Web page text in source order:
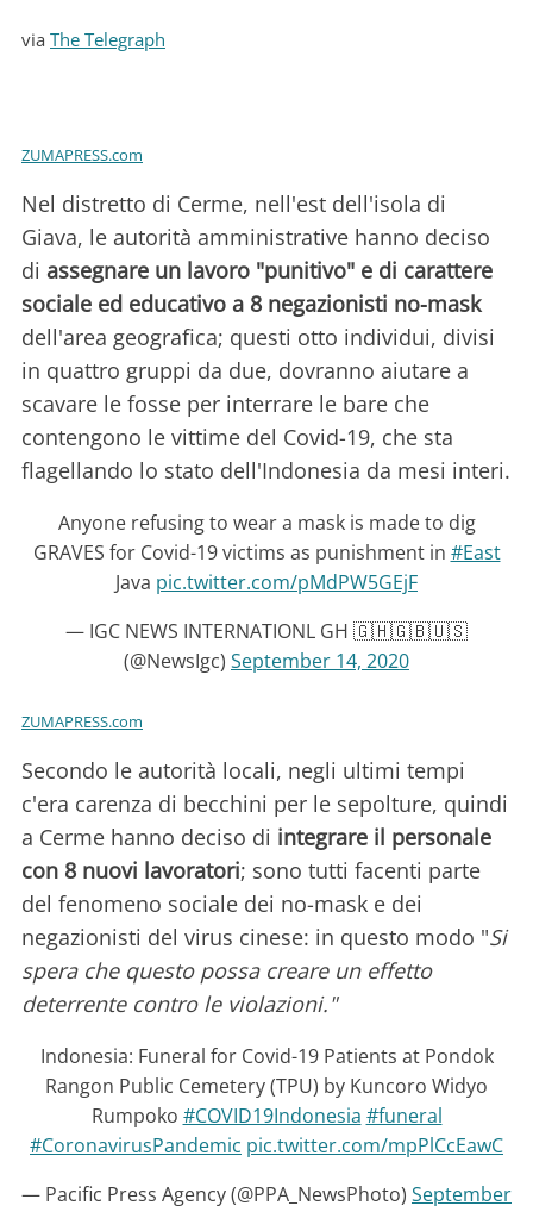
via The Telegraph
ZUMAPRESS.com
Nel distretto di Cerme, nell'est dell'isola di
Giava, le autorità amministrative hanno deciso
di assegnare un lavoro "punitivo" e di carattere
sociale ed educativo a 8 negazionisti no-mask
dell'area geografica; questi otto individui, divisi
in quattro gruppi da due, dovranno aiutare a
scavare le fosse per interrare le bare che
contengono le vittime del Covid-19, che sta
flagellando lo stato dell'Indonesia da mesi interi.
Anyone refusing to wear a mask is made to dig
GRAVES for Covid-19 victims as punishment in #East
Java pic.twitter.com/pMdPW5GEjF
— IGC NEWS INTERNATIONL GH 🇬🇭🇬🇧🇺🇸
(@NewsIgc) September 14, 2020
ZUMAPRESS.com
Secondo le autorità locali, negli ultimi tempi
c'era carenza di becchini per le sepolture, quindi
a Cerme hanno deciso di integrare il personale
con 8 nuovi lavoratori; sono tutti facenti parte
del fenomeno sociale dei no-mask e dei
negazionisti del virus cinese: in questo modo "Si
spera che questo possa creare un effetto
deterrente contro le violazioni."
Indonesia: Funeral for Covid-19 Patients at Pondok
Rangon Public Cemetery (TPU) by Kuncoro Widyo
Rumpoko #COVID19Indonesia #funeral
#CoronavirusPandemic pic.twitter.com/mpPlCcEawC
— Pacific Press Agency (@PPA_NewsPhoto) September